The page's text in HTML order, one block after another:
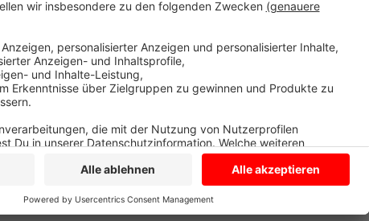
hat die anfallenden Mehrkosten für dieses Jahr auch schon
Jahr sind es 400 000 Euro zusätzlich. Woher das Geld
Die Stadt schließt höhere Steuern nicht aus. Dülmen hat im
Euro Mehrkosten. Auch hier steht noch nicht fest, wie die Stadt
Anzeige